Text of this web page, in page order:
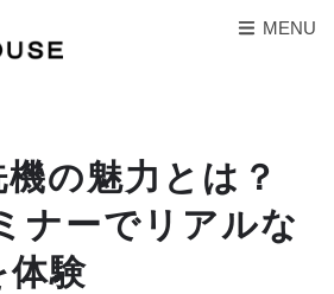
MENU
の魅力とは？
ナーでリアルな
体験